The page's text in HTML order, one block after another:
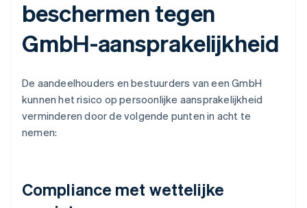
beschermen tegen
GmbH-aansprakelijkheid
De aandeelhouders en bestuurders van een GmbH
kunnen het risico op persoonlijke aansprakelijkheid
verminderen door de volgende punten in acht te
nemen:
Compliance met wettelijke